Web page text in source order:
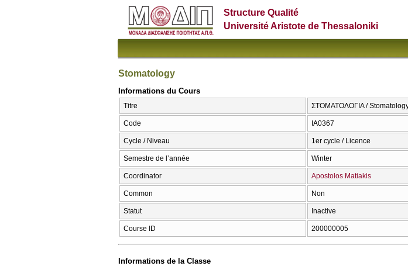
Structure Qualité
Université Aristote de Thessaloniki
Stomatology
Informations du Cours
Titre ΣΤΟΜΑΤΟΛΟΓΙΑ /
Code ΙΑ0367
Cycle / Niveau 1er cycle / Licence
Semestre de l’année Winter
Coordinator Apostolos Matiakis
Common Non
Statut Inactive
Course ID 200000005
Informations de la Classe